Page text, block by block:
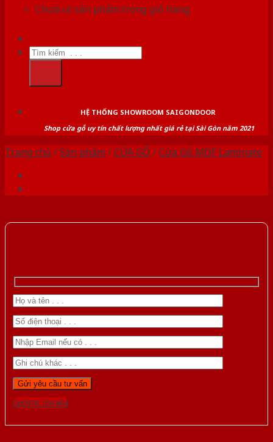
Chưa có sản phẩm trong giỏ hàng.
Tìm
kiếm:
HỆ THỐNG SHOWROOM SAIGONDOOR
Shop cửa gỗ uy tín chất lượng nhất giá rẻ tại Sài Gòn năm 2021
Trang chủ /Sản phẩm /CỬA GỖ /Cửa Gỗ MDF Laminate
Gọi 0976.169.864